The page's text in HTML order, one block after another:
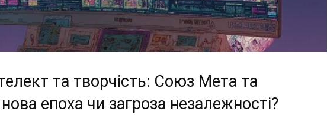
та творчість: Союз Мета та
епоха чи загроза незалежності?